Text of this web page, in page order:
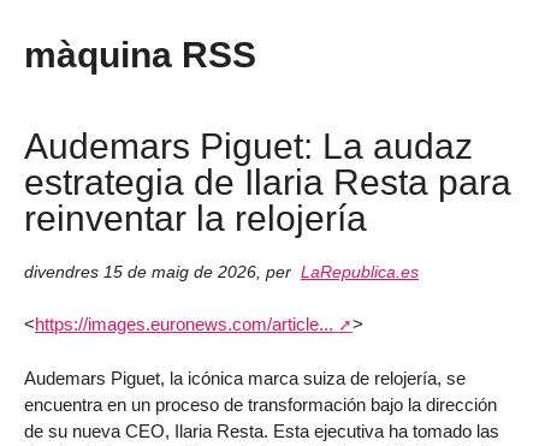
màquina RSS
Audemars Piguet: La audaz
estrategia de Ilaria Resta para
reinventar la relojería
divendres 15 de maig de 2026 per LaRepublica.es
<https://images.euronews.com/article... >
Audemars Piguet, la icónica marca suiza de relojería, se
encuentra en un proceso de transformación bajo la dirección
de su nueva CEO, Ilaria Resta. Esta ejecutiva ha tomado las